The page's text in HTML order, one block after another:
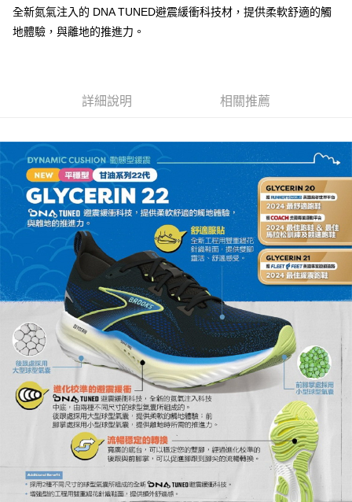
全新氮氣注入的 DNA TUNED避震緩衝科技材，提供柔軟舒適的觸
地體驗，與離地的推進力。
詳細說明 相關推薦